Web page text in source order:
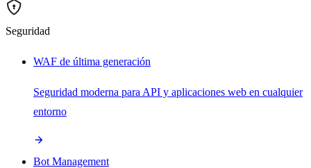
Seguridad
WAF de última generación
Seguridad moderna para API y aplicaciones web en cualquier
entorno
Bot Management